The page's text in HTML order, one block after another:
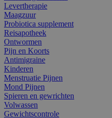
Levertherapie
Maagzuur
Probiotica supplement
Reisapotheek
Ontwormen
Pijn en Koorts
Antimigraine
Kinderen
Menstruatie Pijnen
Mond Pijnen
Spieren en gewrichten
Volwassen
Gewichtscontrole